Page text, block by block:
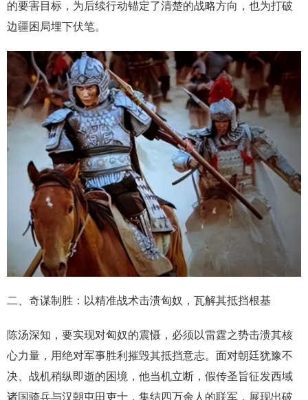
的要害目标，为后续行动锚定了清楚的战略方向，也为打破
边疆困局埋下伏笔。
二、奇谋制胜：以精准战术击溃匈奴，瓦解其抵挡根基
陈汤深知，要实现对匈奴的震慑，必须以雷霆之势击溃其核
心力量，用绝对军事胜利摧毁其抵挡意志。面对朝廷犹豫不
决、战机稍纵即逝的困境，他当机立断，假传圣旨征发西域
诸国骑兵与汉朝屯田吏士，集结四万余人的联军，展现出破